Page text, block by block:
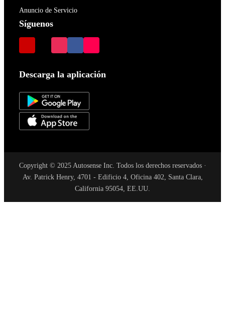
Anuncio de Servicio
Síguenos
Descarga la aplicación
Copyright © 2025 Autosense Inc. Todos los derechos reservados ·
Av. Patrick Henry, 4701 - Edificio 4, Oficina 402, Santa Clara,
California 95054, EE.UU.